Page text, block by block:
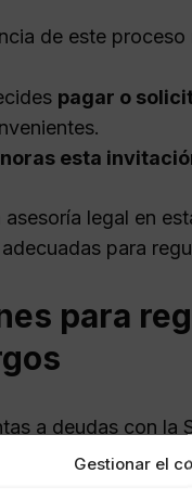
Gestionar el
de este proceso
pagar o
esta
asesoría legal en
para
para
a deudas con la
pensión: